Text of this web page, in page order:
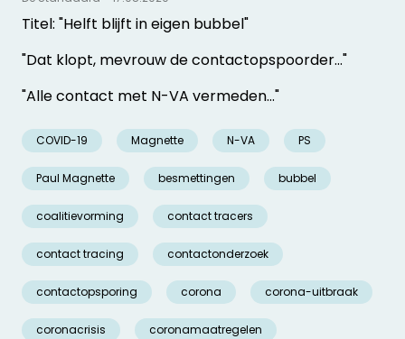
Titel: "Helft blijft in eigen bubbel"
"Dat klopt, mevrouw de contactopspoorder..."
"Alle contact met N-VA vermeden..."
COVID-19 Magnette N-VA PS
Paul Magnette besmettingen bubbel
coalitievorming contact tracers
contact tracing contactonderzoek
contactopsporing corona corona-uitbraak
coronacrisis coronamaatregelen